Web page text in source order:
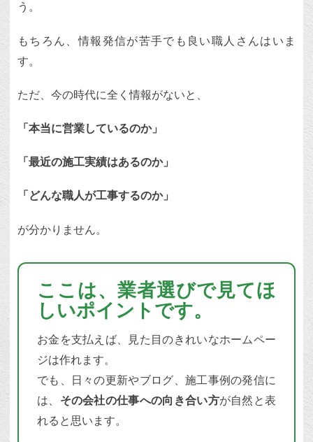
う。
もちろん、情報発信が苦手でも良い職人さんはいま
す。
ただ、今の時代に全く情報がないと、
「本当に営業しているのか」
「最近の施工実績はあるのか」
「どんな職人が工事するのか」
が分かりません。
ここは、業者選びで見てほ
しいポイントです。
お金を支払えば、見た目のきれいなホームペー
ジは作れます。
でも、日々の更新やブログ、施工事例の発信に
は、 その会社の仕事への向き合い方が自然と表
れると思います。